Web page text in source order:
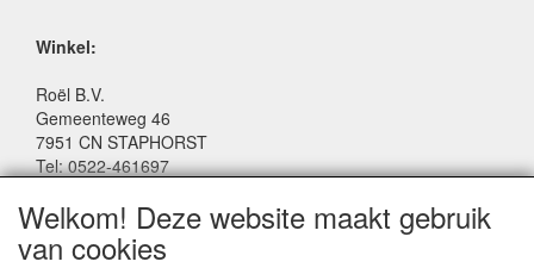
Winkel:
Roël B.V.
Gemeenteweg 46
7951 CN STAPHORST
Tel: 0522-461697
Facebook: www.facebook.com/roelspeelgoed
Openingstijden Winkel:
Welkom! Deze website maakt gebruik
van cookies